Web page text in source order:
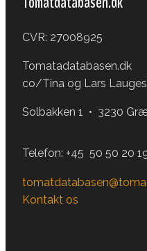
CVR: 27008925
Tomatadatabasen.dk
co/Tina og Lars
Solbakken 1 • 3230
Telefon: +45 50 50 20
Kontakt os